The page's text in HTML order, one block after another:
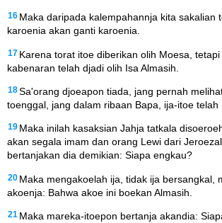
16 Maka daripada kalempahannja kita sakalian
karoenia akan ganti karoenia.
17 Karena torat itoe diberikan olih Moesa,
kabenaran telah djadi olih Isa Almasih.
18Sa'orang djoeapon tiada, jang pernah
toenggal, jang dalam ribaan Bapa, ija-itoe telah
19 Maka inilah kasaksian Jahja tatkala
akan segala imam dan orang Lewi dari
bertanjakan dia demikian: Siapa engkau?
20 Maka mengakoelah ija, tidak ija bersangkal,
akoenja: Bahwa akoe ini boekan Almasih.
21 Maka mareka-itoepon bertanja akandia: